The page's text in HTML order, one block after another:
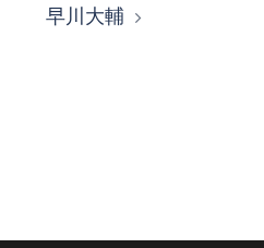
早川大輔